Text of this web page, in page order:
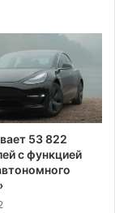
53 822
с функцией